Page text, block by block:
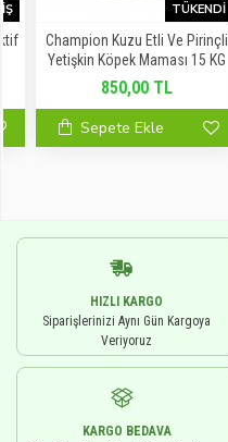
TÜKENDI
Champion Kuzu Etli Ve Pirinçli
Yetişkin Köpek Maması 15 KG
850,00 TL
Sepete Ekle
HIZLI KARGO
Siparişlerinizi Aynı Gün Kargoya
Veriyoruz
KARGO BEDAVA